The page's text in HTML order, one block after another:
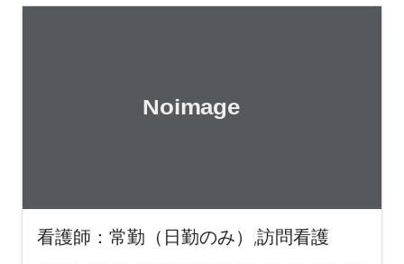
看護師：常勤（日勤のみ）,訪問看護